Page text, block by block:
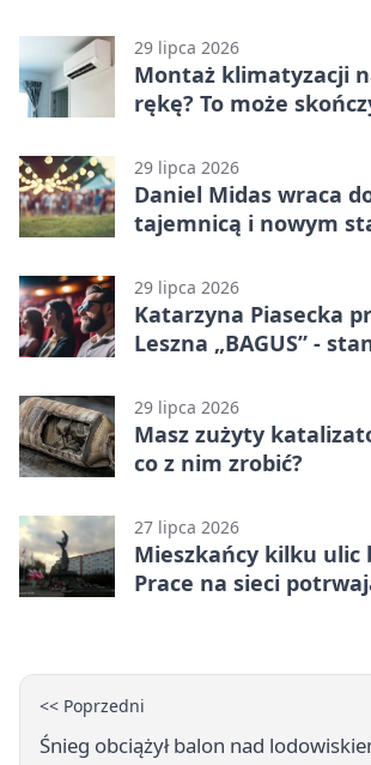
29 lipca 2026
Montaż klimatyzacji
rękę? To może
29 lipca 2026
Daniel Midas wraca
tajemnicą i nowym
29 lipca 2026
Katarzyna Piasecka
Leszna „BAGUS” -
29 lipca 2026
Masz zużyty
co z nim zrobić?
27 lipca 2026
Mieszkańcy kilku ulic
Prace na sieci
<< Poprzedni
Śnieg obciążył balon nad